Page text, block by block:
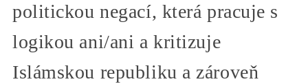
politickou negací, která pracuje s
logikou ani/ani a kritizuje
Islámskou republiku a zároveň